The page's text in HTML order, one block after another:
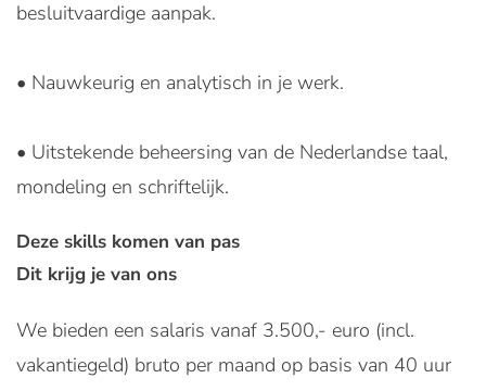
besluitvaardige aanpak.
• Nauwkeurig en analytisch in je werk.
• Uitstekende beheersing van de Nederlandse taal,
mondeling en schriftelijk.
Deze skills komen van pas
Dit krijg je van ons
We bieden een salaris vanaf 3.500,- euro (incl.
vakantiegeld) bruto per maand op basis van 40 uur